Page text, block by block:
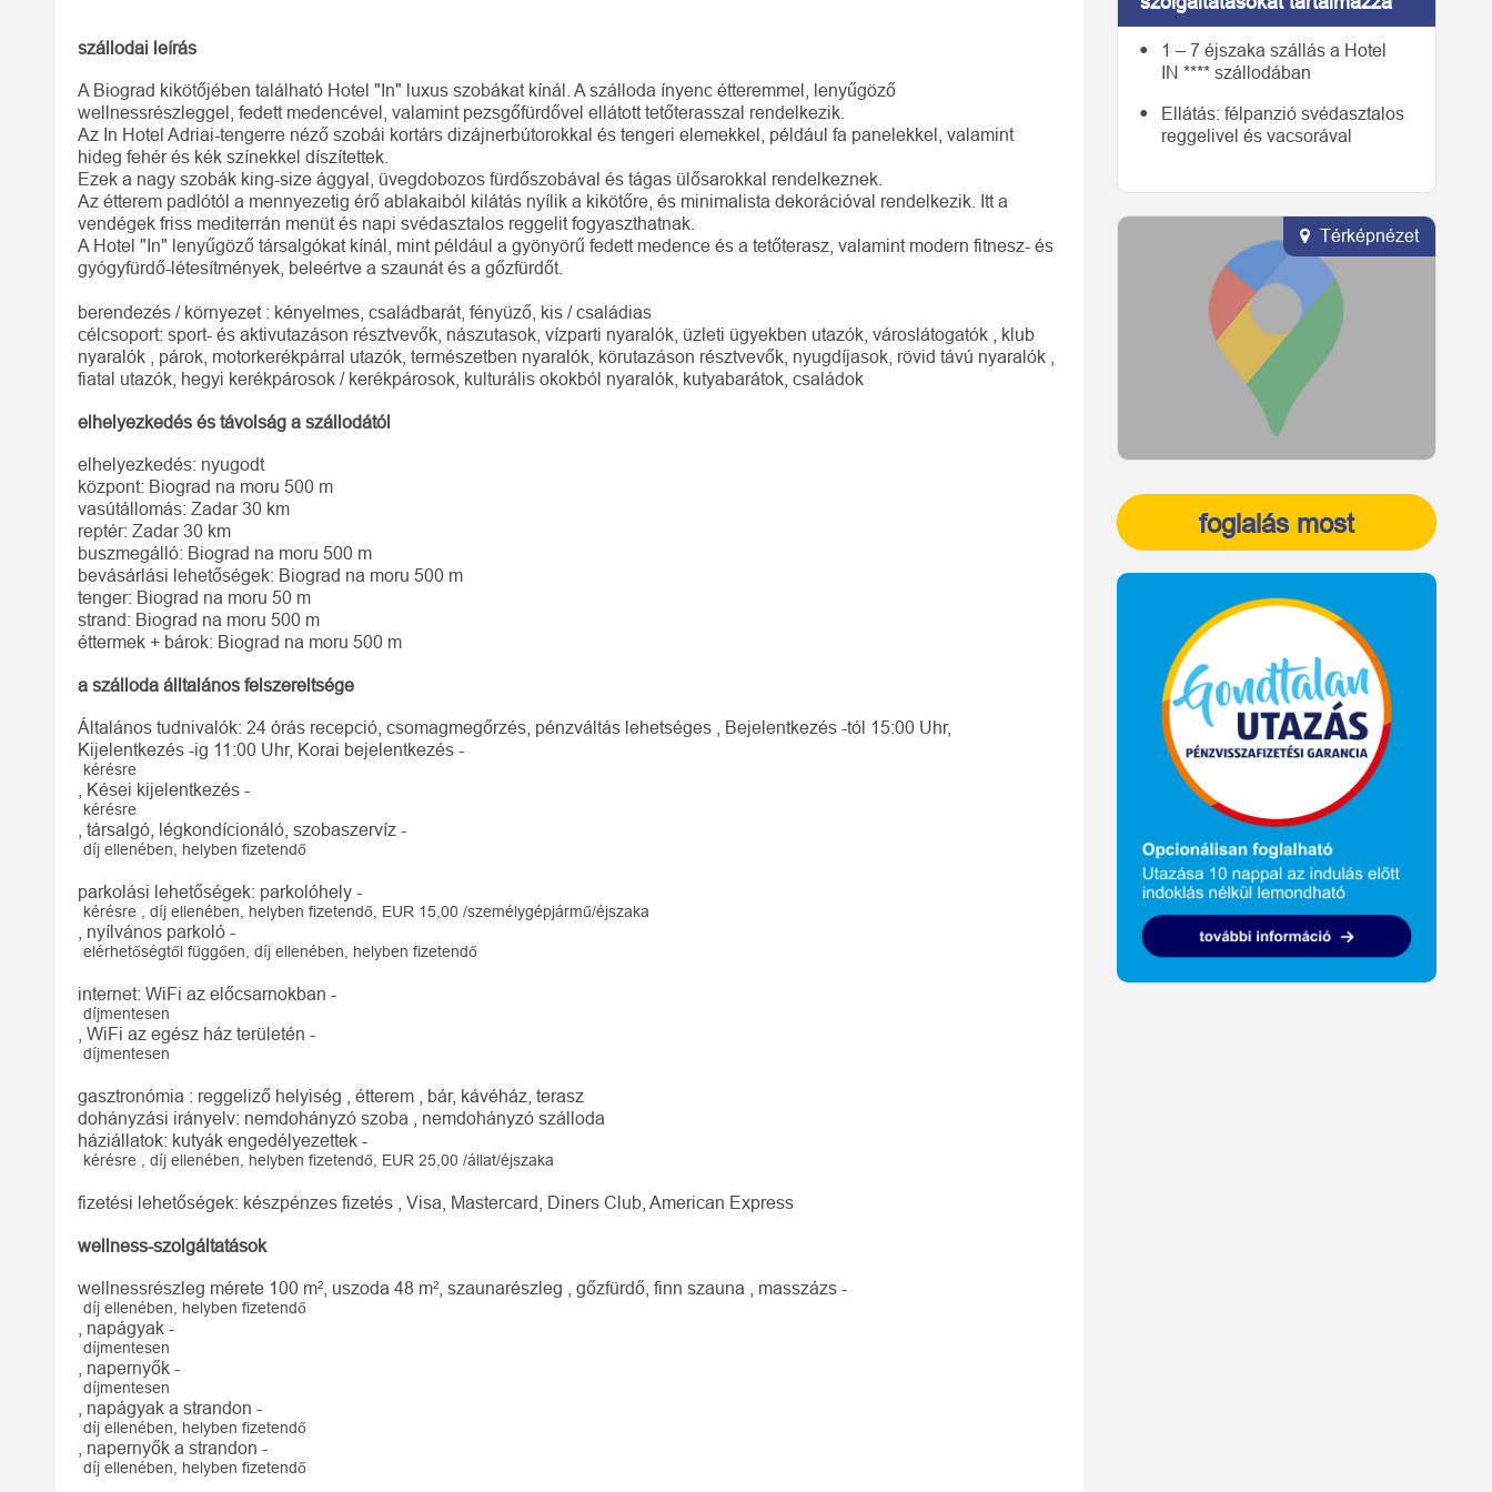
1 – 7 éjszaka szállás a Hotel
IN **** szállodában
Ellátás: félpanzió svédasztalos
reggelivel és vacsorával
Térképnézet
foglalás most
szállodai leírás
A Biograd kikötőjében található Hotel "In" luxus szobákat kínál. A szálloda ínyenc étteremmel, lenyűgöző
wellnessrészleggel, fedett medencével, valamint pezsgőfürdővel ellátott tetőterasszal rendelkezik.
Az In Hotel Adriai-tengerre néző szobái kortárs dizájnerbútorokkal és tengeri elemekkel, például fa panelekkel, valamint
hideg fehér és kék színekkel díszítettek.
Ezek a nagy szobák king-size ággyal, üvegdobozos fürdőszobával és tágas ülősarokkal rendelkeznek.
Az étterem padlótól a mennyezetig érő ablakaiból kilátás nyílik a kikötőre, és minimalista dekorációval rendelkezik. Itt a
vendégek friss mediterrán menüt és napi svédasztalos reggelit fogyaszthatnak.
A Hotel "In" lenyűgöző társalgókat kínál, mint például a gyönyörű fedett medence és a tetőterasz, valamint modern fitnesz- és
gyógyfürdő-létesítmények, beleértve a szaunát és a gőzfürdőt.
berendezés / környezet : kényelmes, családbarát, fényüző, kis / családias
célcsoport: sport- és aktivutazáson résztvevők, nászutasok, vízparti nyaralók, üzleti ügyekben utazók, városlátogatók , klub
nyaralók , párok, motorkerékpárral utazók, természetben nyaralók, körutazáson résztvevők, nyugdíjasok, rövid távú nyaralók ,
fiatal utazók, hegyi kerékpárosok / kerékpárosok, kulturális okokból nyaralók, kutyabarátok, családok
elhelyezkedés és távolság a szállodától
elhelyezkedés: nyugodt
központ: Biograd na moru 500 m
vasútállomás: Zadar 30 km
reptér: Zadar 30 km
buszmegálló: Biograd na moru 500 m
bevásárlási lehetőségek: Biograd na moru 500 m
tenger: Biograd na moru 50 m
strand: Biograd na moru 500 m
éttermek + bárok: Biograd na moru 500 m
a szálloda álltalános felszereltsége
Általános tudnivalók: 24 órás recepció, csomagmegőrzés, pénzváltás lehetséges , Bejelentkezés -tól 15:00 Uhr,
Kijelentkezés -ig 11:00 Uhr, Korai bejelentkezés -
kérésre
, Kései kijelentkezés -
kérésre
, társalgó, légkondícionáló, szobaszervíz -
díj ellenében, helyben fizetendő
parkolási lehetőségek: parkolóhely -
kérésre , díj ellenében, helyben fizetendő, EUR 15,00 /személygépjármű/éjszaka
, nyílvános parkoló -
elérhetőségtől függően, díj ellenében, helyben fizetendő
internet: WiFi az előcsarnokban -
díjmentesen
, WiFi az egész ház területén -
díjmentesen
gasztronómia : reggeliző helyiség , étterem , bár, kávéház, terasz
dohányzási irányelv: nemdohányzó szoba , nemdohányzó szálloda
háziállatok: kutyák engedélyezettek -
kérésre , díj ellenében, helyben fizetendő, EUR 25,00 /állat/éjszaka
fizetési lehetőségek: készpénzes fizetés , Visa, Mastercard, Diners Club, American Express
wellness-szolgáltatások
wellnessrészleg mérete 100 m², uszoda 48 m², szaunarészleg , gőzfürdő, finn szauna , masszázs -
díj ellenében, helyben fizetendő
, napágyak -
díjmentesen
, napernyők -
díjmentesen
, napágyak a strandon -
díj ellenében, helyben fizetendő
, napernyők a strandon -
díj ellenében, helyben fizetendő